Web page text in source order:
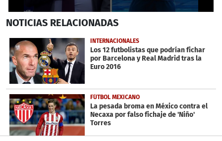
seconds
52
seconds
NOTICIAS RELACIONADAS
INTERNACIONALES
Los 12 futbolistas que podrían fichar
por Barcelona y Real Madrid tras la
Euro 2016
FÚTBOL MEXICANO
La pesada broma en México contra el
Necaxa por falso fichaje de 'Niño'
Torres